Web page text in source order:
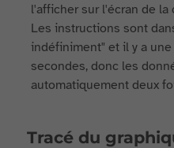
l'afficher sur l'écran de la
Les instructions sont
indéfiniment" et il y a
secondes, donc les
automatiquement deux
Tracé du